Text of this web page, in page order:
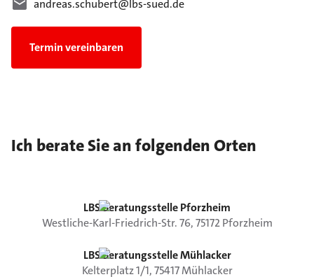
andreas.schubert@lbs-sued.de
Termin vereinbaren
Ich berate Sie an folgenden Orten
LBS Beratungsstelle Pforzheim
Westliche-Karl-Friedrich-Str.76,75172 Pforzheim
LBS Beratungsstelle Mühlacker
Kelterplatz1/1,75417Mühlacker